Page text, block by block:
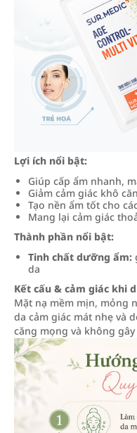
Lợi ích nổi bật:
Giúp cấp ẩm nhanh,
Giảm cảm giác khô
Tạo nền ẩm tốt cho
Mang lại cảm giác
Thành phần nổi bật:
Tinh chất dưỡng ẩm:
da
Kết cấu & cảm giác khi
Mặt nạ mềm mịn, mỏng
da cảm giác mát nhẹ và
căng mọng và không